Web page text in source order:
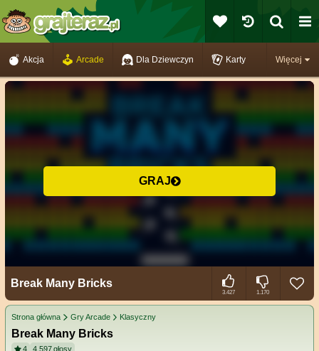
Więcej
Akcja Arcade Dla Dziewczyn Karty
GRAJ
Break Many Bricks
3.427 1.170
Strona główna Gry Arcade Klasyczny
Break Many Bricks
4 4.597głosy